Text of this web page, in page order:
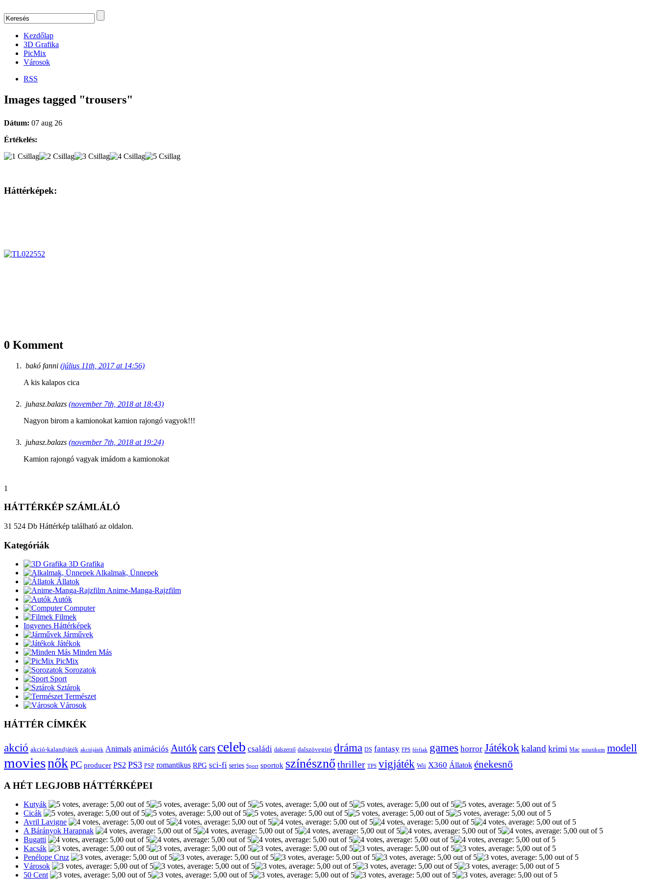
Kezdőlap
3D Grafika
PicMix
Városok
RSS
Images tagged "trousers"
Dátum: 07 aug 26
Értékelés:
Háttérképek:
0 Komment
bakó fanni (július 11th, 2017 at 14:56)
A kis kalapos cica
juhasz.balazs (november 7th, 2018 at 18:43)
Nagyon birom a kamionokat kamion rajongó vagyok!!!
juhasz.balazs (november 7th, 2018 at 19:24)
Kamion rajongó vagyak imádom a kamionokat
1
HÁTTÉRKÉP SZÁMLÁLÓ
31 524 Db Háttérkép található az oldalon.
Kategóriák
3D Grafika
Alkalmak, Ünnepek
Állatok
Anime-Manga-Rajzfilm
Autók
Computer
Filmek
Ingyenes Háttérképek
Járművek
Játékok
Minden Más
PicMix
Sorozatok
Sport
Sztárok
Természet
Városok
HÁTTÉR CÍMKÉK
akció akció-kalandjáték akciójáték Animals animációs Autókcars celeb családi dalszerző dalszövegíró dráma DS fantasy FPS férfiak games horror Játékok kaland krimi Mac misztikum modell
moviesnőkPC producer PS2 PS3 PSP romantikus RPG sci-fi series Sport sportok színésznő thriller TPS vigjáték Wii X360 Állatok énekesnő
A HÉT LEGJOBB HÁTTÉRKÉPEI
Kutyák
Cicák
Avril Lavigne
A Bárányok Harapnak
Bugatti
Kacsák
Penélope Cruz
Városok
50 Cent